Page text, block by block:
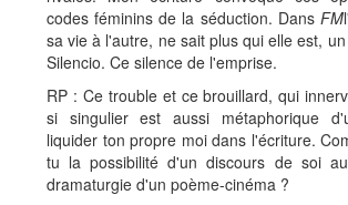
codes féminins de la séduction. Dans FM
sa vie à l'autre, ne sait plus qui elle est,
Silencio. Ce silence de l'emprise.
RP : Ce trouble et ce brouillard, qui
si singulier est aussi métaphorique
liquider ton propre moi dans l'écriture.
tu la possibilité d'un discours de soi
dramaturgie d'un poème-cinéma ?